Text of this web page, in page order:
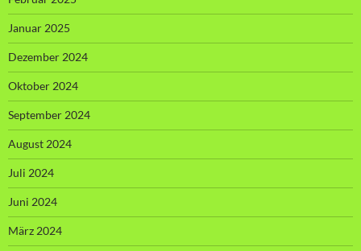
Januar 2025
Dezember 2024
Oktober 2024
September 2024
August 2024
Juli 2024
Juni 2024
März 2024